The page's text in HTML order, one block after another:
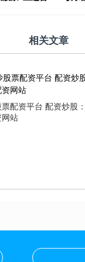
相关文章
配资平台 配资炒股
站